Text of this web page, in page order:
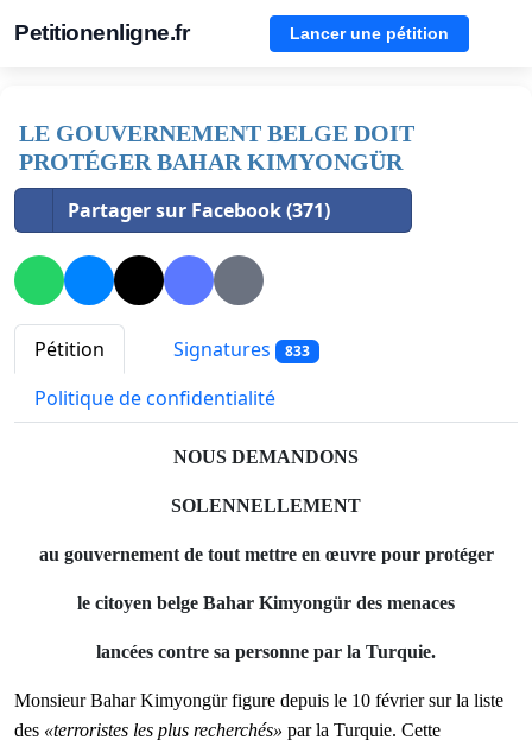
Petitionenligne.fr Lancer une pétition
LE GOUVERNEMENT BELGE DOIT
PROTÉGER BAHAR KIMYONGÜR
Partager sur Facebook (371)
Pétition Signatures 833
Politique de confidentialité
NOUS DEMANDONS
SOLENNELLEMENT
au gouvernement de tout mettre en œuvre pour protéger
le citoyen belge Bahar Kimyongür des menaces
lancées contre sa personne par la Turquie.
Monsieur Bahar Kimyongür figure depuis le 10 février sur la liste
des «terroristes les plus recherchés» par la Turquie. Cette